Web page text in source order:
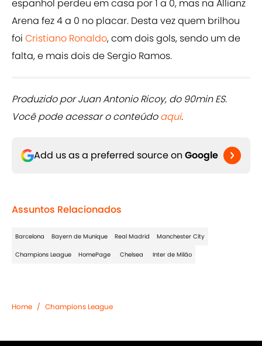
espanhol perdeu em casa por 1 a 0, mas na Allianz
Arena fez 4 a 0 no placar. Desta vez quem brilhou
foi Cristiano Ronaldo, com dois gols, sendo um de
falta, e mais dois de Sergio Ramos.
Produzido por Juan Antonio Ricoy, do 90min ES.
Você pode acessar o conteúdoaqui.
Add us as a preferred source on Google
Assuntos Relacionados
Barcelona Bayern de Munique Real Madrid Manchester City
Champions League HomePage Chelsea Inter de Milão
Home / Champions League